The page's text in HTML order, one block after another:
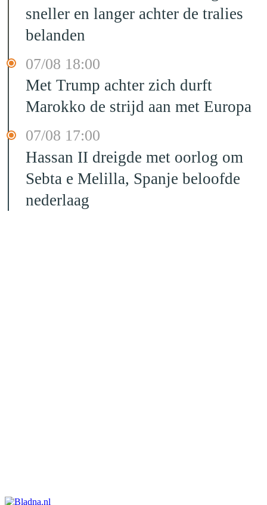
sneller en langer achter de tralies
belanden
07/08 18:00
Met Trump achter zich durft
Marokko de strijd aan met Europa
07/08 17:00
Hassan II dreigde met oorlog om
Sebta e Melilla, Spanje beloofde
nederlaag